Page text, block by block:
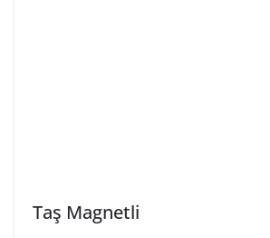
Taş Magnetli